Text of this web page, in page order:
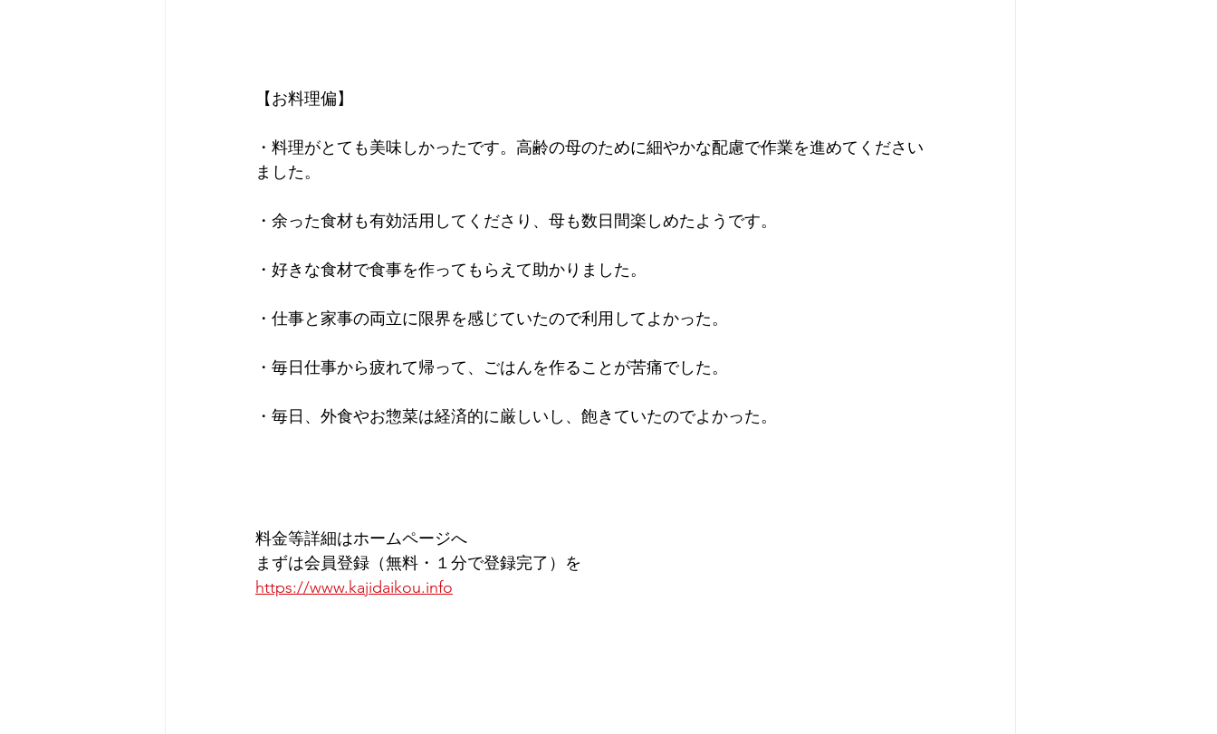
【お料理偏】
・料理がとても美味しかったです。高齢の母のために細やかな配慮で作業を進めてください
ました。
・余った食材も有効活用してくださり、母も数日間楽しめたようです。
・好きな食材で食事を作ってもらえて助かりました。
・仕事と家事の両立に限界を感じていたので利用してよかった。
・毎日仕事から疲れて帰って、ごはんを作ることが苦痛でした。
・毎日、外食やお惣菜は経済的に厳しいし、飽きていたのでよかった。
料金等詳細はホームページへ
まずは会員登録（無料・１分で登録完了）を
https://www.kajidaikou.info